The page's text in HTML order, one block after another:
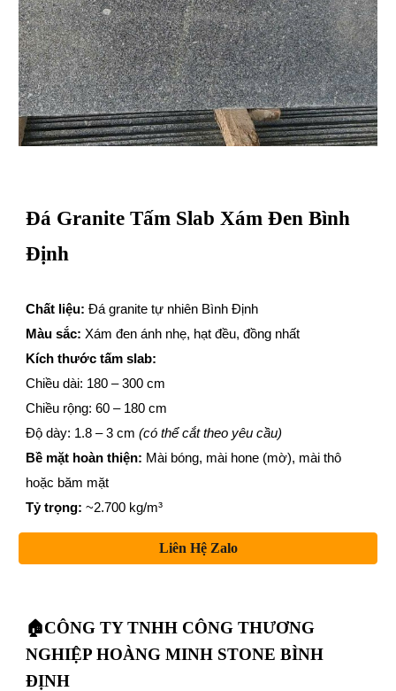
Đá Granite Tấm Slab Xám Đen Bình
Định
Chất liệu: Đá granite tự nhiên Bình Định
Màu sắc: Xám đen ánh nhẹ, hạt đều, đồng nhất
Kích thước tấm slab:
Chiều dài: 180 – 300 cm
Chiều rộng: 60 – 180 cm
Độ dày: 1.8 – 3 cm(có thể cắt theo yêu cầu)
Bề mặt hoàn thiện: Mài bóng, mài hone (mờ), mài thô
hoặc băm mặt
Tỷ trọng: ~2.700 kg/m³
Liên Hệ Zalo
🏠CÔNG TY TNHH CÔNG THƯƠNG
NGHIỆP HOÀNG MINH STONE BÌNH
ĐỊNH